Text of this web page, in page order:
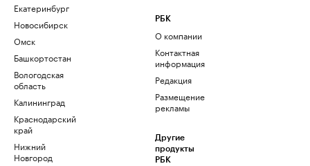
Екатеринбург
Новосибирск
Омск
Башкортостан
Вологодская
область
Калининград
Краснодарский
край
Нижний
Новгород
РБК
О компании
Контактная
информация
Редакция
Размещение
рекламы
Другие
продукты
РБК